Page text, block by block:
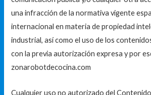
una infracción de la normativa vigente
internacional en materia de propiedad
industrial, así como el uso de los
con la previa autorización expresa y por
zonarobotdecocina.com
Cualquier uso no autorizado del